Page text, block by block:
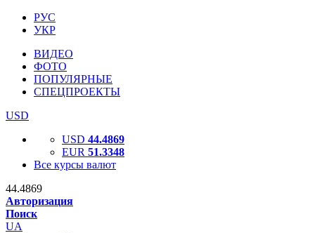
РУС
УКР
ВИДЕО
ФОТО
ПОПУЛЯРНЫЕ
СПЕЦПРОЕКТЫ
USD
USD 44.4869
EUR 51.3348
Все курсы валют
44.4869
Авторизация
Поиск
UA